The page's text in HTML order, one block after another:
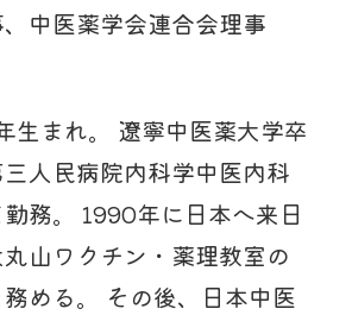
中医薬学会連合会理事
生まれ。 遼寧中医薬大学卒
人民病院内科学中医内科
務。 1990年に日本へ来日
山ワクチン・薬理教室の
める。 その後、日本中医